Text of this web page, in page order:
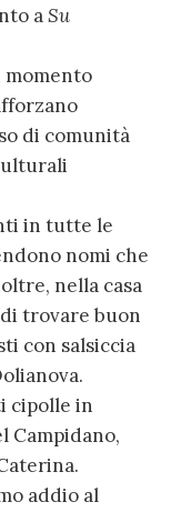
aSu
momento
di comunità
in tutte le
nomi che
nella casa
di trovare buon
con salsiccia
cipolle in
Campidano,
addio al